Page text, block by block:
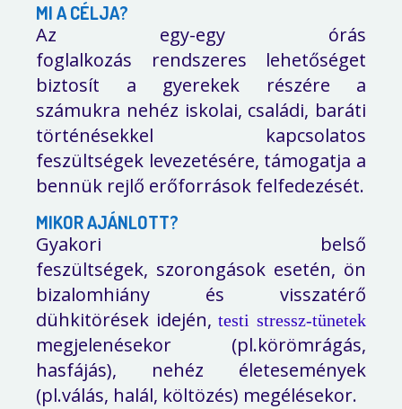
MI A CÉLJA?
Az egy-egy órás
foglalkozás rendszeres
lehetőséget
biztosít a gyerekek részére a
számukra nehéz iskolai, családi, baráti
történésekkel kapcsolatos
feszültségek levezetésére, támogatja a
bennük rejlő erőforrások felfedezését.
MIKOR AJÁNLOTT?
Gyakori belső
feszültségek, szorongások esetén, ön
bizalomhiány és visszatérő
dühkitörések idején,testi stressz-tünetek
megjelenésekor (pl.körömrágás,
hasfájás), nehéz életesemények
(pl.válás, halál, költözés) megélésekor.